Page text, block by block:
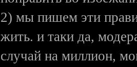
2) мы пишем эти
жить. и таки да,
случай на миллион,